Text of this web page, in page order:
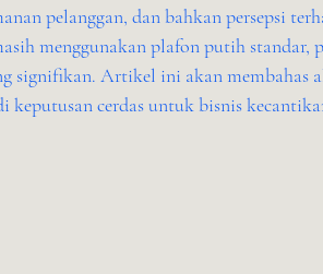
pelanggan, dan bahkan persepsi
menggunakan plafon putih
signifikan. Artikel ini akan membahas
cerdas untuk bisnis